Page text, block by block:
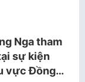
Nga tham
sự kiện
vực Đồng…